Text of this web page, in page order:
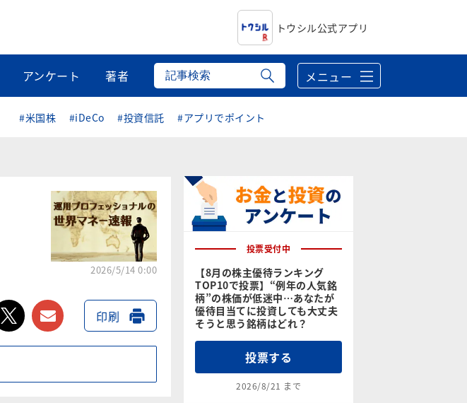
トウシル公式アプリ
アンケート 著者 メニュー
#米国株 #iDeCo #投資信託 #アプリでポイント
2026/5/14 0:00
facebooktwitter メールで送る
印刷
投票受付中
【8月の株主優待ランキング
TOP10で投票】“例年の人気銘
柄”の株価が低迷中…あなたが
優待目当てに投資しても大丈夫
そうと思う銘柄はどれ？
投票する
2026/8/21 まで